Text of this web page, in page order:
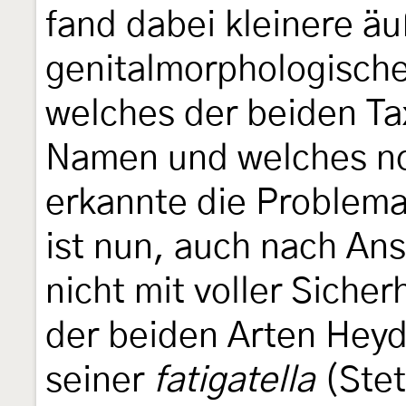
fand dabei kleinere
welches der beiden
Namen und welches
erkannte die
ist nun, auch nach
nicht mit voller
der beiden Arten
seiner fatigatella